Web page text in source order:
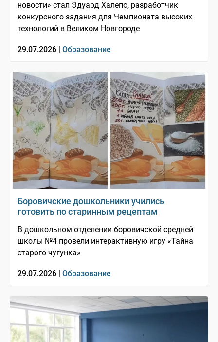
новости» стал Эдуард Халепо, разработчик
конкурсного задания для Чемпионата высоких
технологий в Великом Новгороде
29.07.2026 | Образование
Боровичские дошкольники учились
готовить по старинным рецептам
В дошкольном отделении боровичской средней
школы №4 провели интерактивную игру «Тайна
старого чугунка»
29.07.2026 | Образование